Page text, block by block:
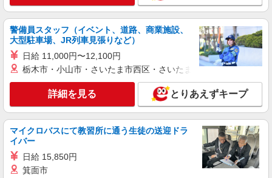
善は急げ≫≫≫履歴書不要＆面接なし！駅チカ
病院で看護助手急募
時給1600円〜2250円 ＜日払い有/週払い有/交
通費全支給(ガソリン代含む)＞
厚木市 ※最寄り駅：厚木
キープ 詳細を見る
派遣社員
株式会社kotrio /●YK-H-2093876
善は急げ≫≫≫履歴書不要＆面接なし！駅チカ
警備員スタッフ（イベント、道路、商業施設、
大型駐車場、JR列車見張りなど）
日給 11,000円〜12,100円
栃木市・小山市・さいたま市西区・さいたま市岩槻区・久喜市・
詳細を見る とりあえずキープ
マイクロバスにて教習所に通う生徒の送迎ドラ
イバー
日給 15,850円
箕面市